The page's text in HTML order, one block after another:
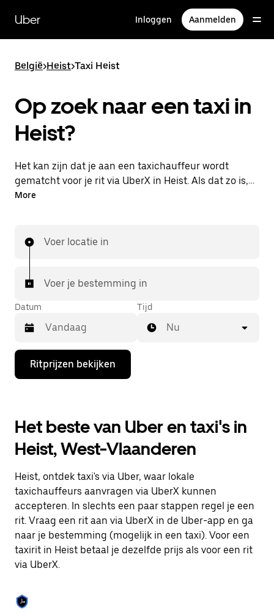
naar
hoofdinhoud
Uber Inloggen Aanmelden
België>Heist>Taxi Heist
Op zoek naar een taxi in
Heist?
Het kan zijn dat je aan een taxichauffeur wordt
gematcht voor je rit via UberX in Heist. Als dat zo is,
profiteer je van dezelfde 24/7 beschikbaarheid en
More
Voer locatie in
Voer je bestemming in
Datum
Druk
de
de
agenda
te
openen
een
datum
selecteren.
Druk
op
Escape
om
de
sluiten.
Tijd
Nu
Ritprijzen bekijken
Het beste van Uber en taxi's in
Heist, West-Vlaanderen
Heist, ontdek taxi's via Uber, waar lokale
taxichauffeurs aanvragen via UberX kunnen
accepteren. In slechts een paar stappen regel je een
rit. Vraag een rit aan via UberX in de Uber-app en ga
naar je bestemming (mogelijk in een taxi). Voor een
taxirit in Heist betaal je dezelfde prijs als voor een rit
via UberX.